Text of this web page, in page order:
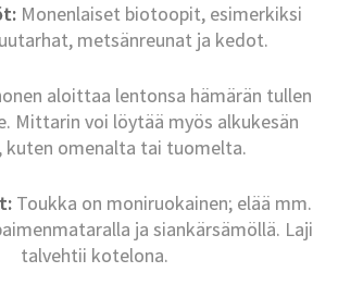
Monenlaiset biotoopit, esimerkiksi
metsänreunat ja kedot.
aloittaa lentonsa hämärän tullen
Mittarin voi löytää myös alkukesän
kuten omenalta tai tuomelta.
Toukka on moniruokainen; elää mm.
ja siankärsämöllä. Laji
talvehtii kotelona.